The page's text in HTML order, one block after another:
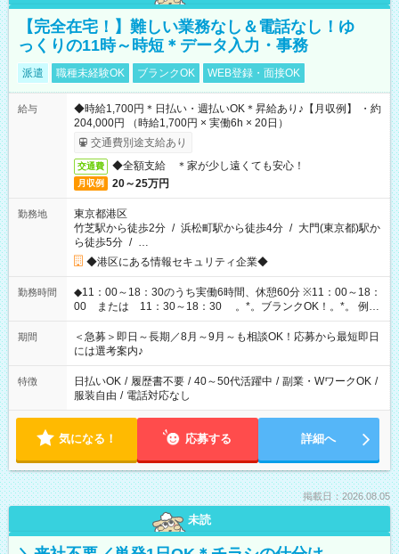
【完全在宅！】難しい業務なし＆電話なし！ゆ
っくりの11時～時短＊データ入力・事務
派遣 職種未経験OK ブランクOK WEB登録・面接OK
給与
◆時給1,700円＊日払い・週払いOK＊昇給あり♪【月収例】 ・約
204,000円 （時給1,700円 × 実働6h × 20日）
交通費別途支給あり
交通費 ◆全額支給 ＊家が少し遠くても安心！
月収例 20～25万円
勤務地
東京都港区
竹芝駅から徒歩2分 / 浜松町駅から徒歩4分 / 大門(東京都)駅か
ら徒歩5分 / …
◆港区にある情報セキュリティ企業◆
勤務時間
◆11：00～18：30のうち実働6時間、休憩60分 ※11：00～18：
00 または 11：30～18：30 。*。ブランクOK！。*。 例え
ば前職が、 在宅/財団法人/事務/コールセンター/受付/販売/カフェ
スタッフ スイーツ販売/ホテルフロント/化粧品販売/など 様々な
業界から入社して活躍されています♪
期間
＜急募＞即日～長期／8月～9月～も相談OK！応募から最短即日
には選考案内♪
特徴 日払いOK / 履歴書不要 / 40～50代活躍中 / 副業・WワークOK /
服装自由 / 電話対応なし
気になる！ 応募する 詳細へ
掲載日：2026.08.05
未読